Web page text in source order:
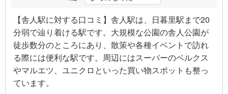
【舎人駅に対する口コミ】舎人駅は、日暮里駅まで20
分弱で辿り着ける駅です。大規模な公園の舎人公園が
徒歩数分のところにあり、散策や各種イベントで訪れ
る際には便利な駅です。周辺にはスーパーのベルクス
やマルエツ、ユニクロといった買い物スポットも整っ
ています。